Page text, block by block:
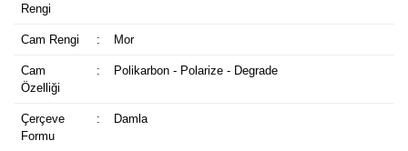
Rengi
Cam Rengi : Mor
Cam
Özelliği
: Polikarbon - Polarize - Degrade
Çerçeve
Formu
: Damla